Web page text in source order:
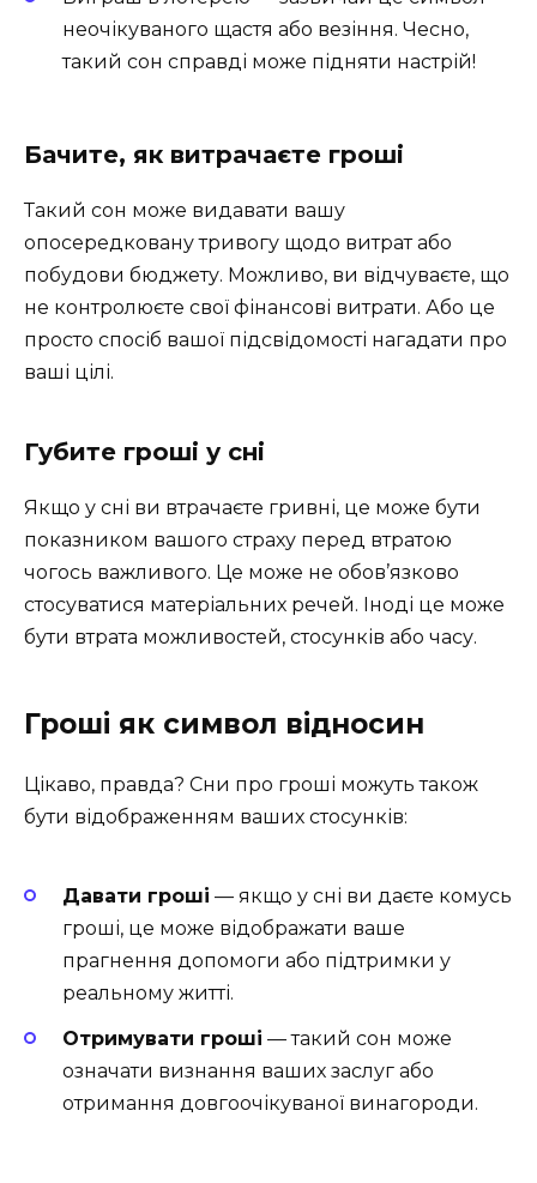
неочікуваного щастя або везіння. Чесно,
такий сон справді може підняти настрій!
Бачите, як витрачаєте гроші
Такий сон може видавати вашу
опосередковану тривогу щодо витрат або
побудови бюджету. Можливо, ви відчуваєте, що
не контролюєте свої фінансові витрати. Або це
просто спосіб вашої підсвідомості нагадати про
ваші цілі.
Губите гроші у сні
Якщо у сні ви втрачаєте гривні, це може бути
показником вашого страху перед втратою
чогось важливого. Це може не обов’язково
стосуватися матеріальних речей. Іноді це може
бути втрата можливостей, стосунків або часу.
Гроші як символ відносин
Цікаво, правда? Сни про гроші можуть також
бути відображенням ваших стосунків:
Давати гроші — якщо у сні ви даєте комусь
гроші, це може відображати ваше
прагнення допомоги або підтримки у
реальному житті.
Отримувати гроші — такий сон може
означати визнання ваших заслуг або
отримання довгоочікуваної винагороди.